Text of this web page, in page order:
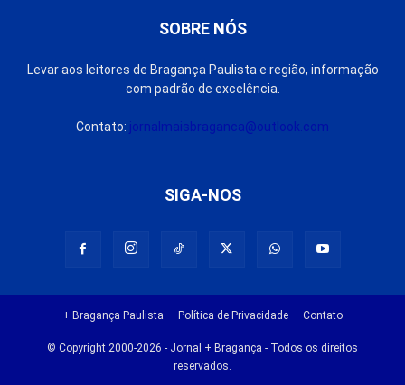
SOBRE NÓS
Levar aos leitores de Bragança Paulista e região, informação
com padrão de excelência.
Contato: jornalmaisbraganca@outlook.com
SIGA-NOS
+ Bragança Paulista Política de Privacidade Contato
© Copyright 2000-2026 - Jornal + Bragança - Todos os direitos
reservados.